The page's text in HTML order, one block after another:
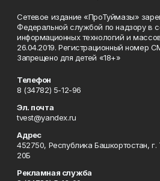
Сетевое издание «ПроТуймазы»
Федеральной службой по надзору в
информационных технологий и
26.04.2019. Регистрационный
Запрещено для детей «18+»
Телефон
8 (34782) 5-12-96
Эл. почта
tvest@yandex.ru
Адрес
452750, Республика Башкортостан,
20Б
Рекламная служба